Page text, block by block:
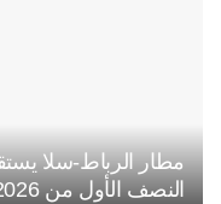
النصف الأول من 2026